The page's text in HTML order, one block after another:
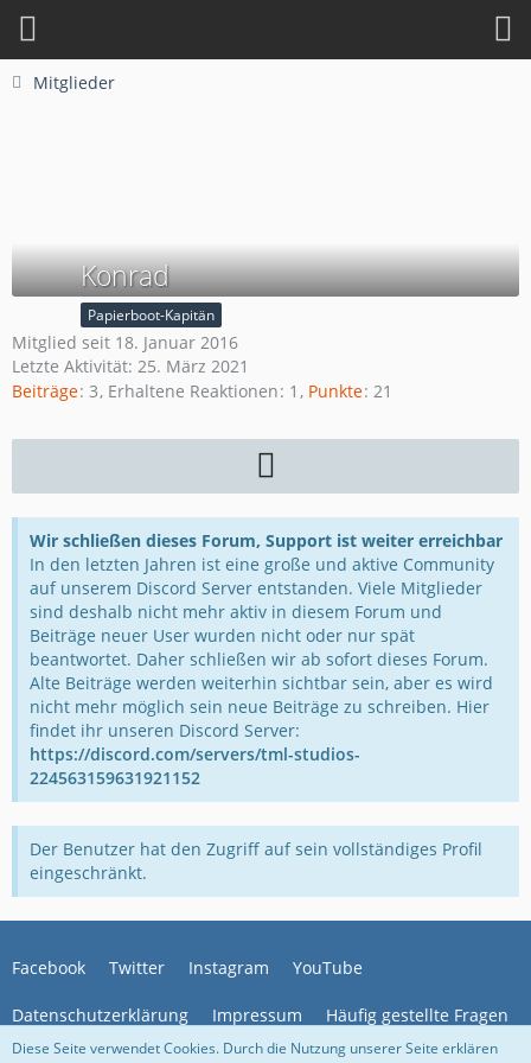
Mitglieder
Konrad
Papierboot-Kapitän
Mitglied seit 18. Januar 2016
Letzte Aktivität: 25. März 2021
Beiträge 3 Erhaltene Reaktionen 1 Punkte 21
Wir schließen dieses Forum, Support ist weiter erreichbar
In den letzten Jahren ist eine große und aktive Community
auf unserem Discord Server entstanden. Viele Mitglieder
sind deshalb nicht mehr aktiv in diesem Forum und
Beiträge neuer User wurden nicht oder nur spät
beantwortet. Daher schließen wir ab sofort dieses Forum.
Alte Beiträge werden weiterhin sichtbar sein, aber es wird
nicht mehr möglich sein neue Beiträge zu schreiben. Hier
findet ihr unseren Discord Server:
https://discord.com/servers/tml-studios-
224563159631921152
Der Benutzer hat den Zugriff auf sein vollständiges Profil
eingeschränkt.
Facebook Twitter Instagram YouTube
Datenschutzerklärung Impressum Häufig gestellte Fragen
Diese Seite verwendet Cookies. Durch die Nutzung unserer Seite erklären